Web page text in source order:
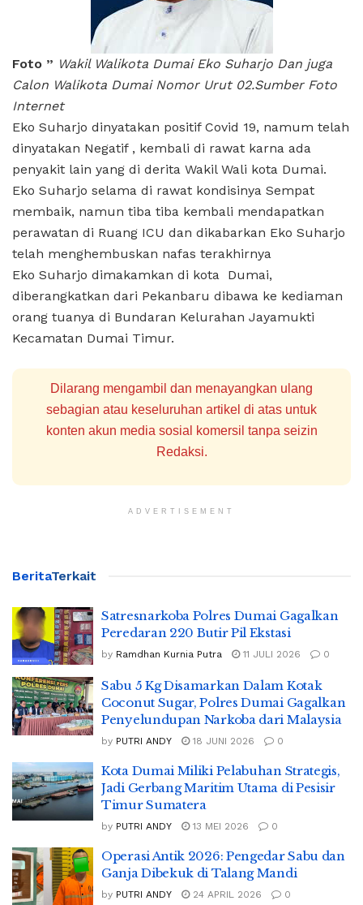
Foto ” Wakil Walikota Dumai Eko Suharjo Dan juga
Calon Walikota Dumai Nomor Urut 02.Sumber Foto
Internet
Eko Suharjo dinyatakan positif Covid 19, namum telah
dinyatakan Negatif , kembali di rawat karna ada
penyakit lain yang di derita Wakil Wali kota Dumai.
Eko Suharjo selama di rawat kondisinya Sempat
membaik, namun tiba tiba kembali mendapatkan
perawatan di Ruang ICU dan dikabarkan Eko Suharjo
telah menghembuskan nafas terakhirnya
Eko Suharjo dimakamkan di kota Dumai,
diberangkatkan dari Pekanbaru dibawa ke kediaman
orang tuanya di Bundaran Kelurahan Jayamukti
Kecamatan Dumai Timur.
Dilarang mengambil dan menayangkan ulang
sebagian atau keseluruhan artikel di atas untuk
konten akun media sosial komersil tanpa seizin
Redaksi.
ADVERTISEMENT
BeritaTerkait
Satresnarkoba Polres Dumai Gagalkan
Peredaran 220 Butir Pil Ekstasi
by Ramdhan Kurnia Putra 11 JULI 2026 0
Sabu 5 Kg Disamarkan Dalam Kotak
Coconut Sugar, Polres Dumai Gagalkan
Penyelundupan Narkoba dari Malaysia
by PUTRI ANDY 18 JUNI 2026 0
Kota Dumai Miliki Pelabuhan Strategis,
Jadi Gerbang Maritim Utama di Pesisir
Timur Sumatera
by PUTRI ANDY 13 MEI 2026 0
Operasi Antik 2026: Pengedar Sabu dan
Ganja Dibekuk di Talang Mandi
by PUTRI ANDY 24 APRIL 2026 0